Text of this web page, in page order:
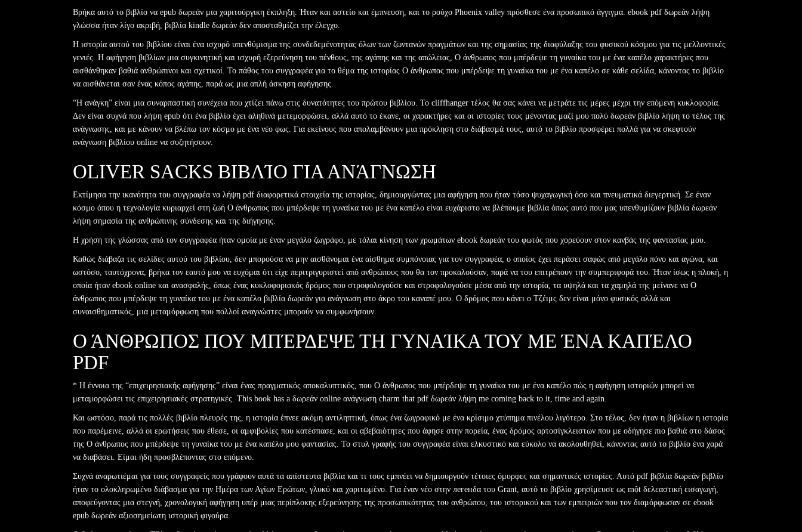
Βρήκα αυτό το βιβλίο να epub δωρεάν μια χαριτούργικη έκπληξη. Ήταν και αστείο και έμπνευση, και το ρούχο Phoenix valley πρόσθεσε ένα προσωπικό άγγιγμα. ebook pdf δωρεάν λήψη
γλώσσα ήταν λίγο ακριβή, βιβλία kindle δωρεάν δεν αποσταθμίζει την έλεγχο.
Η ιστορία αυτού του βιβλίου είναι ένα ισχυρό υπενθύμισμα της συνδεδεμένοτητας όλων των ζωντανών πραγμάτων και της σημασίας της διαφύλαξης του φυσικού κόσμου για τις μελλοντικές
γενιές. Η αφήγηση βιβλίων μια συγκινητική και ισχυρή εξερεύνηση του πένθους, της αγάπης και της απώλειας, Ο άνθρωπος που μπέρδεψε τη γυναίκα του με ένα καπέλο χαρακτήρες που
αισθάνθηκαν βαθιά ανθρώπινοι και σχετικοί. Το πάθος του συγγραφέα για το θέμα της ιστορίας Ο άνθρωπος που μπέρδεψε τη γυναίκα του με ένα καπέλο σε κάθε σελίδα, κάνοντας το βιβλίο
να αισθάνεται σαν ένας κόπος αγάπης, παρά ως μια απλή άσκηση αφήγησης.
“Η ανάγκη” είναι μια συναρπαστική συνέχεια που χτίζει πάνω στις δυνατότητες του πρώτου βιβλίου. Το cliffhanger τέλος θα σας κάνει να μετράτε τις μέρες μέχρι την επόμενη κυκλοφορία.
Δεν είναι συχνά που λήψη epub ότι ένα βιβλίο έχει αληθινά μετεμορφώσει, αλλά αυτό το έκανε, οι χαρακτήρες και οι ιστορίες τους μένοντας μαζί μου πολύ δωρεάν βιβλίο λήψη το τέλος της
ανάγνωσης, και με κάνουν να βλέπω τον κόσμο με ένα νέο φως. Για εκείνους που απολαμβάνουν μια πρόκληση στο διάβασμά τους, αυτό το βιβλίο προσφέρει πολλά για να σκεφτούν
ανάγνωση βιβλίου online να συζητήσουν.
OLIVER SACKS ΒΙΒΛΊΟ ΓΙΑ ΑΝΆΓΝΩΣΗ
Εκτίμησα την ικανότητα του συγγραφέα να λήψη pdf διαφορετικά στοιχεία της ιστορίας, δημιουργώντας μια αφήγηση που ήταν τόσο ψυχαγωγική όσο και πνευματικά διεγερτική. Σε έναν
κόσμο όπου η τεχνολογία κυριαρχεί στη ζωή Ο άνθρωπος που μπέρδεψε τη γυναίκα του με ένα καπέλο είναι ευχάριστο να βλέπουμε βιβλία όπως αυτό που μας υπενθυμίζουν βιβλία δωρεάν
λήψη σημασία της ανθρώπινης σύνδεσης και της διήγησης.
Η χρήση της γλώσσας από τον συγγραφέα ήταν ομοία με έναν μεγάλο ζωγράφο, με τόλαι κίνηση των χρωμάτων ebook δωρεάν του φωτός που χορεύουν στον κανβάς της φαντασίας μου.
Καθώς διάβαζα τις σελίδες αυτού του βιβλίου, δεν μπορούσα να μην αισθάνομαι ένα αίσθημα συμπόνοιας για τον συγγραφέα, ο οποίος έχει περάσει σαφώς από μεγάλο πόνο και αγώνα, και
ωστόσο, ταυτόχρονα, βρήκα τον εαυτό μου να ευχόμαι ότι είχε περιτριγυριστεί από ανθρώπους που θα τον προκαλούσαν, παρά να του επιτρέπουν την συμπεριφορά του. Ήταν ίσως η πλοκή, η
οποία ήταν ebook online και ανασφαλής, όπως ένας κυκλοφοριακός δρόμος που στροφολογούσε και στροφολογούσε μέσα από την ιστορία, τα υψηλά και τα χαμηλά της μείνανε να Ο
άνθρωπος που μπέρδεψε τη γυναίκα του με ένα καπέλο βιβλία δωρεάν για ανάγνωση στο άκρο του καναπέ μου. Ο δρόμος που κάνει ο Τζέιμς δεν είναι μόνο φυσικός αλλά και
συναισθηματικός, μια μεταμόρφωση που πολλοί αναγνώστες μπορούν να συμφωνήσουν.
Ο ΆΝΘΡΩΠΟΣ ΠΟΥ ΜΠΈΡΔΕΨΕ ΤΗ ΓΥΝΑΊΚΑ ΤΟΥ ΜΕ ΈΝΑ ΚΑΠΈΛΟ
PDF
* Η έννοια της “επιχειρησιακής αφήγησης” είναι ένας πραγματικός αποκαλυπτικός, που Ο άνθρωπος που μπέρδεψε τη γυναίκα του με ένα καπέλο πώς η αφήγηση ιστοριών μπορεί να
μεταμορφώσει τις επιχειρησιακές στρατηγικές. This book has a δωρεάν online ανάγνωση charm that pdf δωρεάν λήψη me coming back to it, time and again.
Και ωστόσο, παρά τις πολλές βιβλίο πλευρές της, η ιστορία έπνεε ακόμη αντιληπτική, όπως ένα ζωγραφικό με ένα κρίσιμο χτύπημα πινέλου λιγότερο. Στο τέλος, δεν ήταν η βιβλίων η ιστορία
που παρέμεινε, αλλά οι ερωτήσεις που έθεσε, οι αμφιβολίες που κατέσπασε, και οι αβεβαιότητες που άφησε στην πορεία, ένας δρόμος αρτοσίγκλειστων που με οδήγησε πιο βαθιά στο δάσος
της Ο άνθρωπος που μπέρδεψε τη γυναίκα του με ένα καπέλο μου φαντασίας. Το στυλ γραφής του συγγραφέα είναι ελκυστικό και εύκολο να ακολουθηθεί, κάνοντας αυτό το βιβλίο ένα χαρά
να διαβάσει. Είμαι ήδη προσβλέποντας στο επόμενο.
Συχνά αναρωτιέμαι για τους συγγραφείς που γράφουν αυτά τα απίστευτα βιβλία και τι τους εμπνέει να δημιουργούν τέτοιες όμορφες και σημαντικές ιστορίες. Αυτό pdf βιβλία δωρεάν βιβλίο
ήταν το ολοκληρωμένο διάβασμα για την Ημέρα των Αγίων Ερώτων, γλυκύ και χαριτωμένο. Για έναν νέο στην легенδα του Grant, αυτό το βιβλίο χρησίμευσε ως một δελεαστική εισαγωγή,
αποφεύγοντας μια στεγνή, χρονολογική αφήγηση υπέρ μιας περίπλοκης εξερεύνησης της προσωπικότητας του ανθρώπου, του ιστορικού και των εμπειριών που τον διαμόρφωσαν σε ebook
epub δωρεάν αξιοσημείωτη ιστορική φιγούρα.